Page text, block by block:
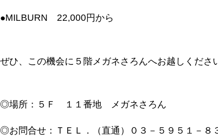
●MILBURN 22,000円から
ぜひ、この機会に５階メガネさろんへお越しくださ
◎場所：５Ｆ １１番地 メガネさろん
◎お問合せ：ＴＥＬ．（直通）０３－５９５１－８